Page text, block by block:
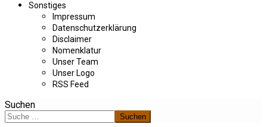
Sonstiges
Impressum
Datenschutzerklärung
Disclaimer
Nomenklatur
Unser Team
Unser Logo
RSS Feed
Suchen
Suchen